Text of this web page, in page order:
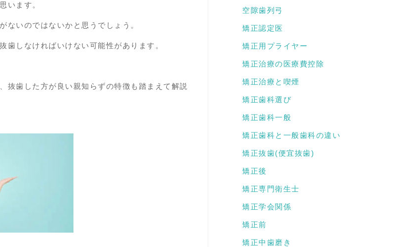
います。
ないのではないかと思うでしょう。
歯しなければいけない可能性があります。
抜歯した方が良い親知らずの特徴も踏まえて解説
空隙歯列弓
矯正認定医
矯正用プライヤー
矯正治療の医療費控除
矯正治療と喫煙
矯正歯科選び
矯正歯科一般
矯正歯科と一般歯科の違い
矯正抜歯(便宜抜歯)
矯正後
矯正専門衛生士
矯正学会関係
矯正前
矯正中歯磨き